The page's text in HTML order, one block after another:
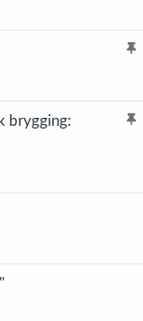
tK
tK
brygging: